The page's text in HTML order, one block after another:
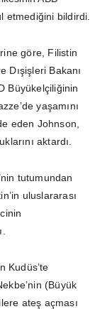
etmediğini bildirdi.
göre, Filistin
Dışişleri Bakanı
Büyükelçiliğinin
yaşamını
eden Johnson,
aktardı.
tutumundan
uluslararası
Kudüs’te
(Büyük
ateş açması